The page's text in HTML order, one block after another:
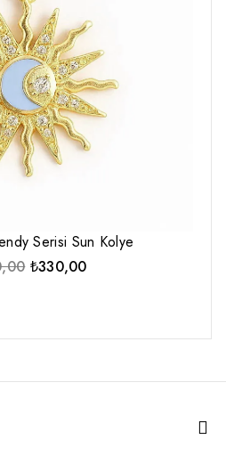
Serisi Sun Kolye
Orijinal
₺330,00Şu